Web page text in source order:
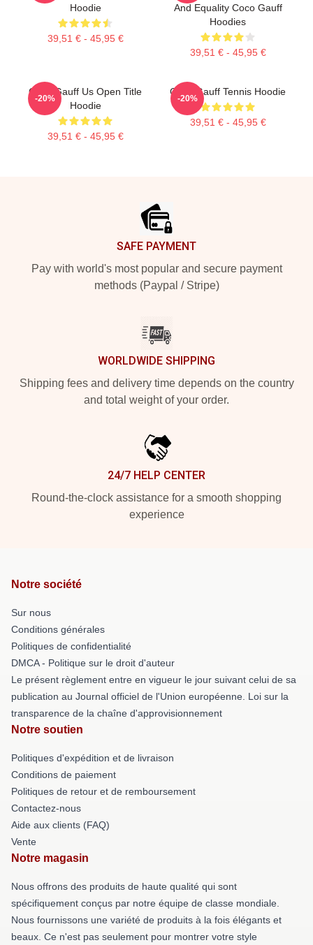
Hoodie
39,51 € - 45,95 €
And Equality Coco Gauff
Hoodies
39,51 € - 45,95 €
Coco Gauff Us Open Title
Hoodie
39,51 € - 45,95 €
-20%
Coco Gauff Tennis Hoodie
39,51 € - 45,95 €
-20%
SAFE PAYMENT
Pay with world's most popular and secure payment
methods (Paypal / Stripe)
WORLDWIDE SHIPPING
Shipping fees and delivery time depends on the country
and total weight of your order.
24/7 HELP CENTER
Round-the-clock assistance for a smooth shopping
experience
Notre société
Sur nous
Conditions générales
Politiques de confidentialité
DMCA - Politique sur le droit d'auteur
Le présent règlement entre en vigueur le jour suivant celui de sa
publication au Journal officiel de l'Union européenne. Loi sur la
transparence de la chaîne d'approvisionnement
Notre soutien
Politiques d'expédition et de livraison
Conditions de paiement
Politiques de retour et de remboursement
Contactez-nous
Aide aux clients (FAQ)
Vente
Notre magasin
Nous offrons des produits de haute qualité qui sont
spécifiquement conçus par notre équipe de classe mondiale.
Nous fournissons une variété de produits à la fois élégants et
beaux. Ce n'est pas seulement pour montrer votre style